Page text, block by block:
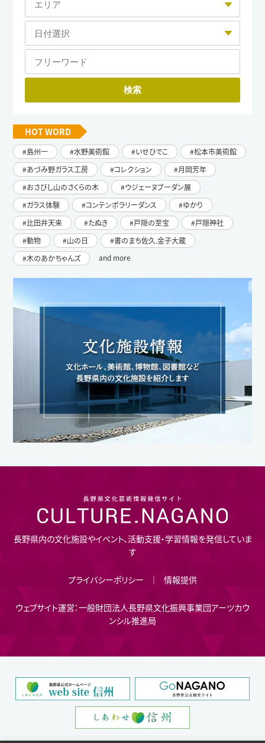
HOT WORD
島州一 水野美術館 いせひでこ
松本市美術館
あづみ野ガラス工房
コレクション
月岡芳年
おさびし山のさくらの木
ウジェーヌブーダン展
ガラス体験
コンテンポラリーダンス
ゆかり
比田井天来
たぬき 戸隠の至宝
戸隠神社
動物
山の日
書のまち佐久.金子大蔵
木のあかちゃんズ
and more
長野県内の文化施設やイベント、活動支援・学習情報を発信していま
す
プライバシーポリシー 情報提供
ウェブサイト運営：一般財団法人長野県文化振興事業団アーツカウ
ンシル推進局